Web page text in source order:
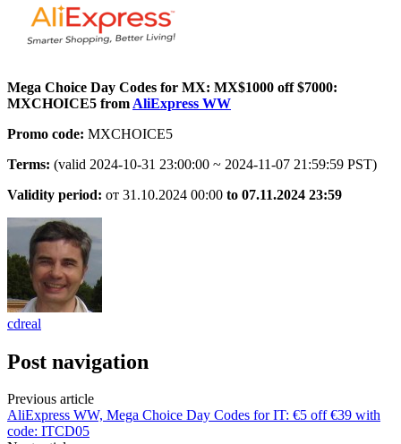
Mega Choice Day Codes for MX: MX$1000 off $7000:
MXCHOICE5 from AliExpress WW
Promo code: MXCHOICE5
Terms: (valid 2024-10-31 23:00:00 ~ 2024-11-07 21:59:59 PST)
Validity period: от 31.10.2024 00:00 to 07.11.2024 23:59
cdreal
Post navigation
Previous article
AliExpress WW, Mega Choice Day Codes for IT: €5 off €39 with
code: ITCD05